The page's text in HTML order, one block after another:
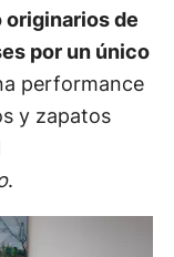
originarios de
por un único
performance
y zapatos
.